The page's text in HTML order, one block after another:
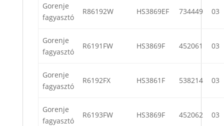
Gorenje
fagyasztó
R86192W HS3869EF 734449 03
Gorenje
fagyasztó
R6191FW HS3869F 452061 03
Gorenje
fagyasztó
R6192FX HS3861F 538214 03
Gorenje
fagyasztó
R6193FW HS3869F 452062 03